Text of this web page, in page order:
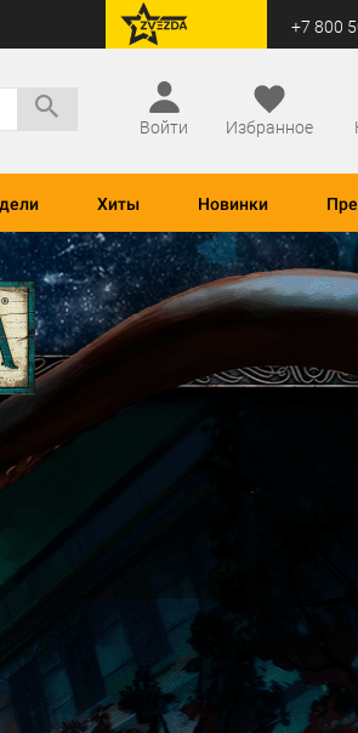
перейти на Zvezda +7 800
Войти Избранное
Хиты Новинки